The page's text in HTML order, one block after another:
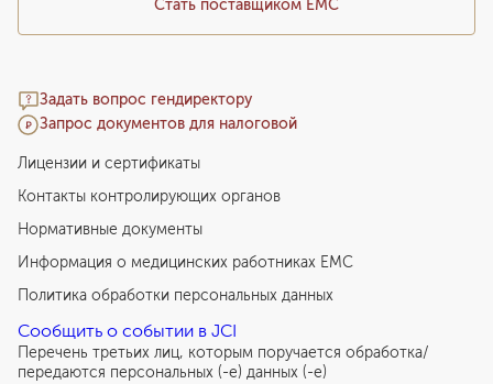
Стать поставщиком ЕМС
Задать вопрос гендиректору
Запрос документов для налоговой
Лицензии и сертификаты
Контакты контролирующих органов
Нормативные документы
Информация о медицинских работниках EMC
Политика обработки персональных данных
Сообщить о событии в JCI
Перечень третьих лиц, которым поручается обработка/
передаются персональных (-е) данных (-е)